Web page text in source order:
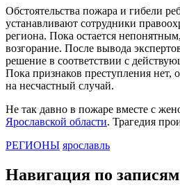
Обстоятельства пожара и гибели
устанавливают сотрудники
региона. Пока остается
возгорание. После вывода
решение в соответствии с
Пока признаков преступления нет,
на несчастный случай.
Не так давно в пожаре вместе с
Ярославской области. Трагедия
РЕГИОНЫ ярославль
Навигация по записям